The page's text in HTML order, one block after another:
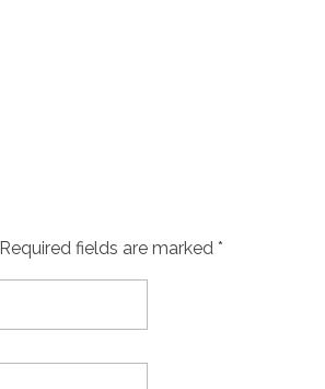
fields are marked *